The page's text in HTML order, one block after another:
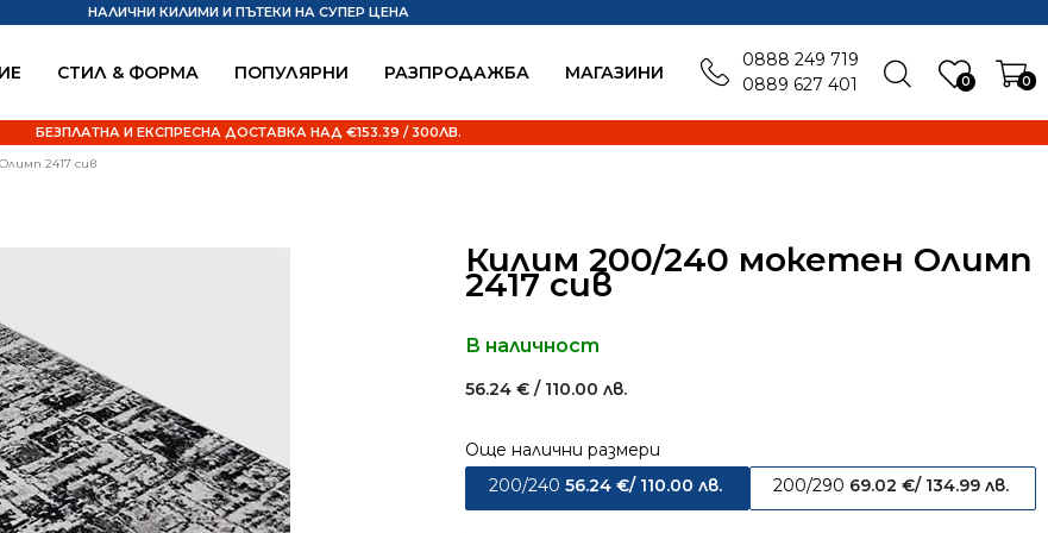
СТИЛ & ФОРМА ПОПУЛЯРНИ РАЗПРОДАЖБА MАГАЗИНИ 0 0
НАЛИЧНИ КИЛИМИ И ПЪТЕКИ НА СУПЕР ЦЕНА
БЕЗПЛАТНА И ЕКСПРЕСНА ДОСТАВКА НАД €153.39 / 300ЛВ.
0888 249 719
0889 627 401
2417 сив
Килим 200/240 мокетен Олимп
2417 сив
В наличност
56.24€ / 110.00 лв.
Още налични размери
200/24056.24€/ 110.00 лв. 200/290 69.02€/ 134.99 лв.